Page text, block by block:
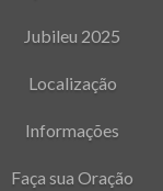
Jubileu 2025
Localização
Informações
Faça sua Oração